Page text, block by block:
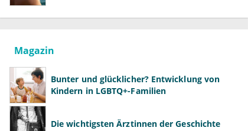
Magazin
Bunter und glücklicher? Entwicklung von
Kindern in LGBTQ+-Familien
Die wichtigsten Ärztinnen der Geschichte